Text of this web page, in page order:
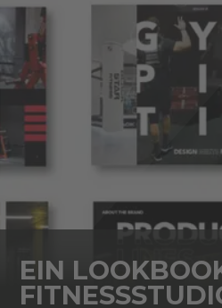
EIN